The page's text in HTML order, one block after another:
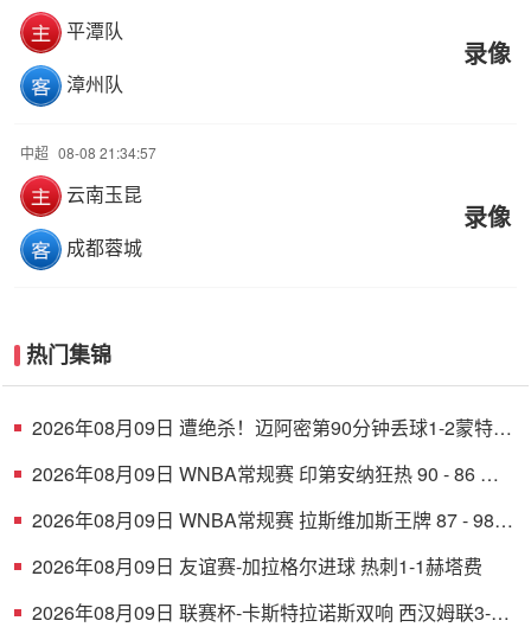
平潭队
漳州队
录像
中超 08-08 21:34:57
云南玉昆
成都蓉城
录像
热门集锦
2026年08月09日 遭绝杀！迈阿密第90分钟丢球1-2蒙特雷
2026年08月09日 WNBA常规赛 印第安纳狂热 90 - 86 芝
2026年08月09日 WNBA常规赛 拉斯维加斯王牌 87 - 98
2026年08月09日 友谊赛-加拉格尔进球 热刺1-1赫塔费
2026年08月09日 联赛杯-卡斯特拉诺斯双响 西汉姆联3-1